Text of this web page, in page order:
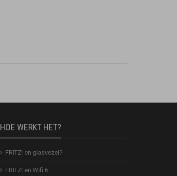
HOE WERKT HET?
FRITZ! en glasvezel?
FRITZ! en Wifi 6